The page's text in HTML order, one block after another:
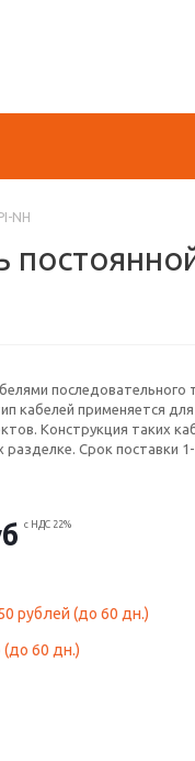
NH
последовательного
кабелей применяется для
Конструкция таких
разделке. Срок поставки
с НДС 22%
рублей (до60 дн.)
(до60 дн.)